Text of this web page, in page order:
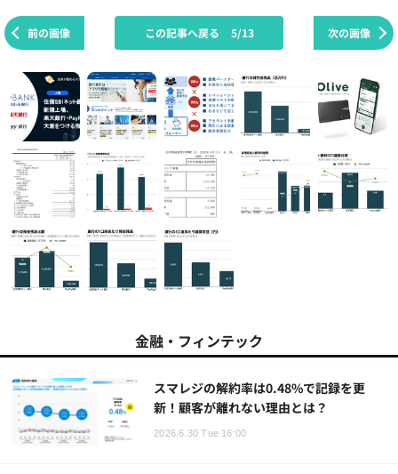
前の画像 次の画像
この記事へ戻る 5/13
金融・フィンテック
スマレジの解約率は0.48%で記録を更
新！顧客が離れない理由とは？
2026.6.30 Tue 16:00